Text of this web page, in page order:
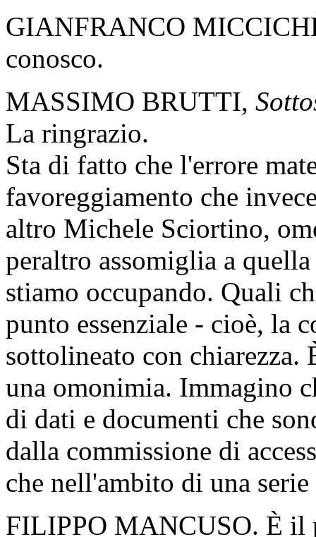
GIANFRANCO
conosco.
MASSIMO BRUTTI,
La ringrazio.
Sta di fatto che l'errore
favoreggiamento che
altro Michele Sciortino,
peraltro assomiglia a
stiamo occupando. Quali
punto essenziale - cioè, la
sottolineato con chiarezza.
una omonimia. Immagino
di dati e documenti che
dalla commissione di
che nell'ambito di una
FILIPPO MANCUSO. È il